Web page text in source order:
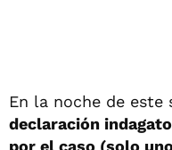
En la noche de este
declaración
por el caso (solo